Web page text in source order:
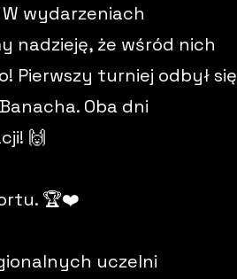
wydarzeniach
nadzieję, że wśród nich
Pierwszy turniej odbył się
Oba dni
🙌
🏆❤️
uczelni